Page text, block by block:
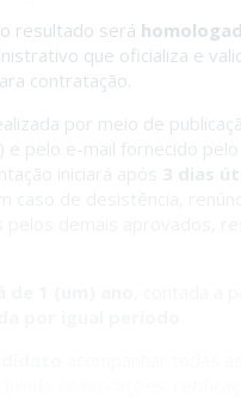
resultado será
que oficializa e
contratação.
por meio de